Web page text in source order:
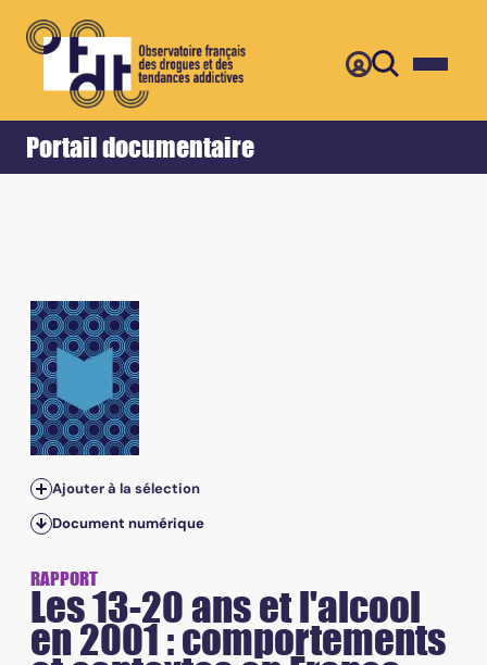
Portail documentaire
Accueil Retour
Ajouter à la sélection
Document numérique
RAPPORT
Les 13-20 ans et l'alcool
en 2001 : comportements